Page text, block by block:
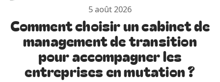
5 août 2026
Comment choisir un cabinet de
management de transition
pour accompagner les
entreprises en mutation ?